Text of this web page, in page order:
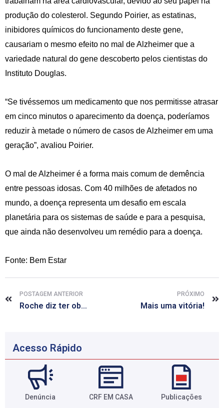
produção do colesterol. Segundo Poirier, as estatinas,
inibidores químicos do funcionamento deste gene,
causariam o mesmo efeito no mal de Alzheimer que a
variedade natural do gene descoberto pelos cientistas do
Instituto Douglas.
“Se tivéssemos um medicamento que nos permitisse atrasar
em cinco minutos o aparecimento da doença, poderíamos
reduzir à metade o número de casos de Alzheimer em uma
geração”, avaliou Poirier.
O mal de Alzheimer é a forma mais comum de demência
entre pessoas idosas. Com 40 milhões de afetados no
mundo, a doença representa um desafio em escala
planetária para os sistemas de saúde e para a pesquisa,
que ainda não desenvolveu um remédio para a doença.
Fonte: Bem Estar
POSTAGEM ANTERIOR
Roche diz ter obtido prioridade em revisão de remédio para câncer de colo do útero
PRÓXIMO
Mais uma vitória!
Acesso Rápido
Denúncia CRF EM CASA Publicações